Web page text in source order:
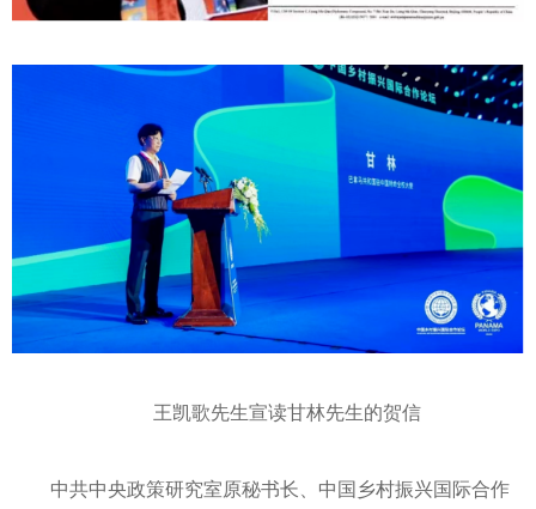
王凯歌先生宣读甘林先生的贺信
中共中央政策研究室原秘书长、中国乡村振兴国际合作